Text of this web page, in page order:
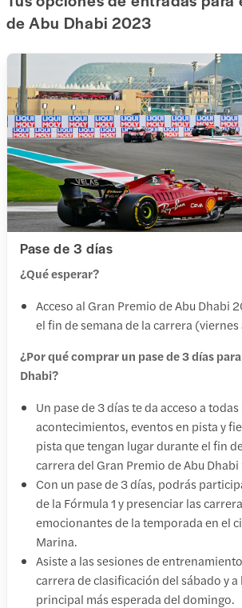
de Abu Dhabi 2023
Pase de 3 días
¿Qué esperar?
Acceso al Gran Premio de Abu Dhabi
el fin de semana de la carrera
¿Por qué comprar un pase de 3 días para
Dhabi?
Un pase de 3 días te da acceso a
acontecimientos, eventos en pista y
pista que tengan lugar durante el fin
carrera del Gran Premio de Abu
Con un pase de 3 días, podrás
de la Fórmula 1 y presenciar las
emocionantes de la temporada en el
Marina.
Asiste a las sesiones de
carrera de clasificación del sábado y a
principal más esperada del domingo.